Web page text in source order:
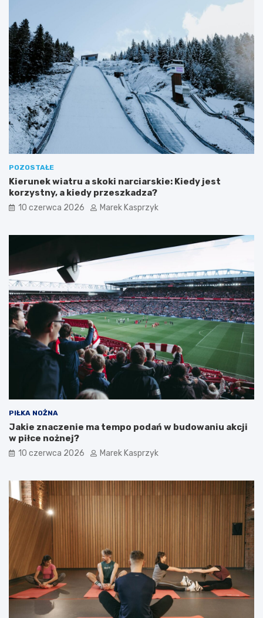
POZOSTAŁE
Kierunek wiatru a skoki narciarskie: Kiedy jest
korzystny, a kiedy przeszkadza?
10 czerwca 2026 Marek Kasprzyk
PIŁKA NOŻNA
Jakie znaczenie ma tempo podań w budowaniu akcji
w piłce nożnej?
10 czerwca 2026 Marek Kasprzyk